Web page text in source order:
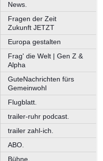
News.
Fragen der Zeit
Zukunft JETZT
Europa gestalten
Frag' die Welt | Gen Z &
Alpha
GuteNachrichten fürs
Gemeinwohl
Flugblatt.
trailer-ruhr podcast.
trailer zahl-ich.
ABO.
Bühne.